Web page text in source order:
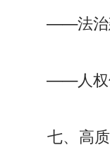
——法治建
——人权保
七、高